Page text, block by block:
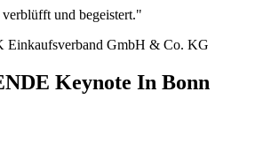
und begeistert."
Einkaufsverband GmbH & Co. KG
Keynote In Bonn